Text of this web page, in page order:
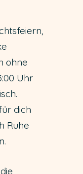
ohne
Uhr
dich
Ruhe